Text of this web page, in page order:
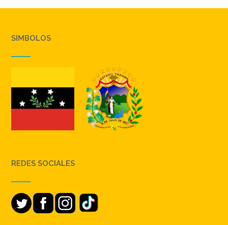
SIMBOLOS
REDES SOCIALES